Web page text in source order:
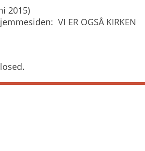
2015)
VI ER OGSÅ KIRKEN